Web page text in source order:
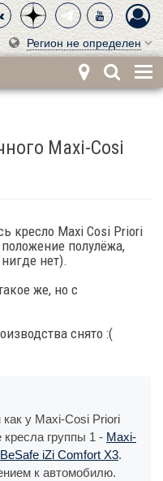
Регион не определен
Maxi-Cosi
кресло Maxi Cosi Priori
полулёжа,
нет).
же, но с
снято :(
у Maxi-Cosi Priori
группы 1 - Maxi-
BeSafe iZi Comfort X3.
к автомобилю.